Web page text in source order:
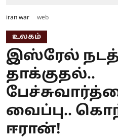
iran war web
உலகம்
இஸ்ரேல்
தாக்குதல்..
வைப்பு..
ஈரான்!